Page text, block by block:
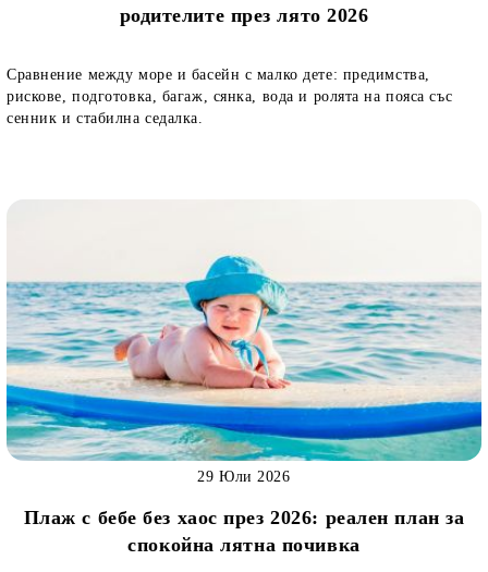
родителите през лято 2026
Сравнение между море и басейн с малко дете: предимства,
рискове, подготовка, багаж, сянка, вода и ролята на пояса със
сенник и стабилна седалка.
Плаж с бебе без хаос през 2026: реален план за
спокойна лятна почивка
29 Юли 2026